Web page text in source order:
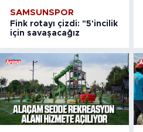
SAMSUNSPOR
Fink rotayı çizdi: "5'incilik
için savaşacağız